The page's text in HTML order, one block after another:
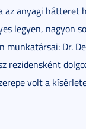
anyagi hátteret
legyen, nagyon
munkatársai: Dr.
rezidensként
volt a